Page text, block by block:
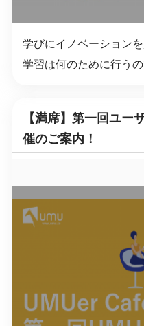
学びにイノベーション
学習は何のために行うの
【満席】第一回ユー
催のご案内！